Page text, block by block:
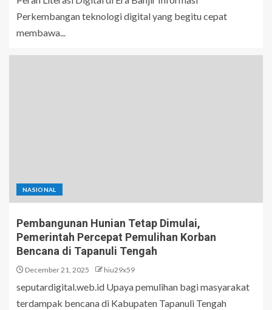
Perkembangan teknologi digital yang begitu cepat
membawa...
NASIONAL
Pembangunan Hunian Tetap Dimulai,
Pemerintah Percepat Pemulihan Korban
Bencana di Tapanuli Tengah
December 21, 2025 hiu29x59
seputardigital.web.id Upaya pemulihan bagi masyarakat
terdampak bencana di Kabupaten Tapanuli Tengah